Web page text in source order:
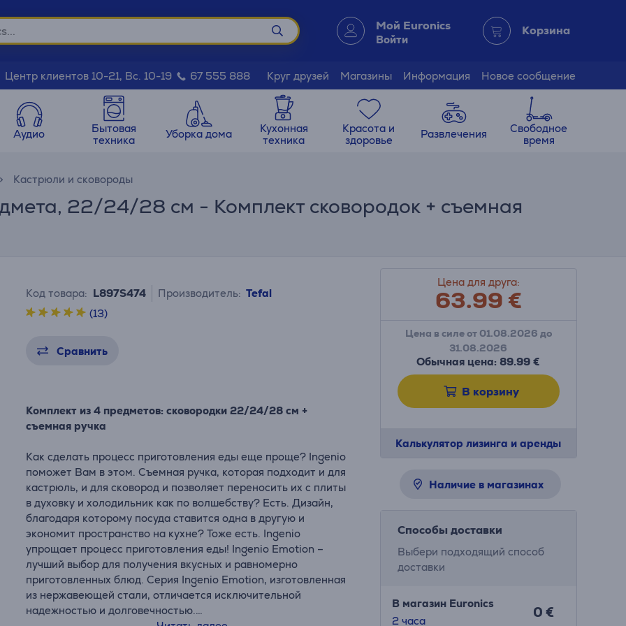
Мой Euronics
Войти
Корзина
Центр клиентов 10-21, Вс. 10-19 67 555 888 Круг друзей Магазины Информация Новое сообщение
Аудио
Бытовая
техника
Уборка дома
Кухонная
техника
Красота и
здоровье
Развлечения
Свободное
время
Кастрюли и сковороды
22/24/28 см - Комплект сковородок + съемная
Код товара: L897S474 Производитель: Tefal
(13)
Сравнить
Комплект из 4 предметов: сковородки 22/24/28 см +
съемная ручка
Как сделать процесс приготовления еды еще проще? Ingenio
поможет Вам в этом. Съемная ручка, которая подходит и для
кастрюль, и для сковород и позволяет переносить их с плиты
в духовку и холодильник как по волшебству? Есть. Дизайн,
благодаря которому посуда ставится одна в другую и
экономит пространство на кухне? Тоже есть. Ingenio
упрощает процесс приготовления еды! Ingenio Emotion –
лучший выбор для получения вкусных и равномерно
приготовленных блюд. Серия Ingenio Emotion, изготовленная
из нержавеющей стали, отличается исключительной
надежностью и долговечностью.
Цена для друга:
63.99€
Цена в силе от 01.08.2026 до
31.08.2026
Обычная цена: 89.99 €
В корзину
Калькулятор лизинга и аренды
Наличие в магазинах
Способы доставки
Выбери подходящий способ
доставки
В магазин Euronics
2 часa
0 €